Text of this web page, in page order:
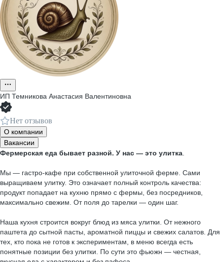
ИП Темникова Анастасия Валентиновна
Нет отзывов
О компании
Вакансии
Фермерская еда бывает разной. У нас — это улитка
Мы — гастро-кафе при собственной улиточной ферме. Сами
выращиваем улитку. Это означает полный контроль качества:
продукт попадает на кухню прямо с фермы, без посредников,
максимально свежим. От поля до тарелки — один шаг.
Наша кухня строится вокруг блюд из мяса улитки. От нежного
паштета до сытной пасты, ароматной пиццы и свежих салатов. Для
тех, кто пока не готов к экспериментам, в меню всегда есть
понятные позиции без улитки. По сути это фьюжн — честная,